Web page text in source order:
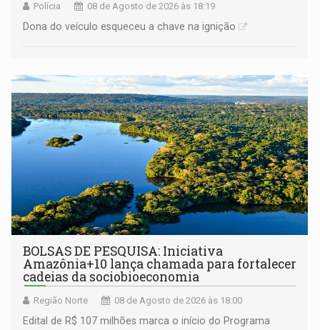
Polícia 08 de Agosto de 2026 às 18:19
Dona do veículo esqueceu a chave na ignição
BOLSAS DE PESQUISA: Iniciativa
Amazônia+10 lança chamada para fortalecer
cadeias da sociobioeconomia
Região Norte 08 de Agosto de 2026 às 18:00
Edital de R$ 107 milhões marca o início do Programa